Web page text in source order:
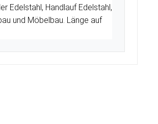
Edelstahl, Handlauf Edelstahl,
und Möbelbau. Länge auf